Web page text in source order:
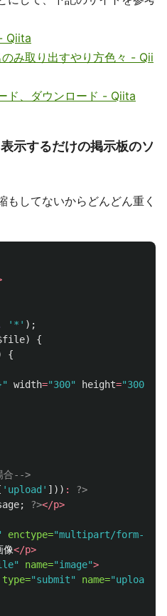
Qiita
み取り出すやり方色々 - Qii
ド、ダウンロード - Qiita
示するだけの掲示板のソ
してないからどんどん重く
'*' );
)
{
{
" width="300" height="300"
合-->
[ 'upload' ])) :
?>
; ?></p>
enctype="multipart/form-
像</p>
name="image">
type="submit" name="upload"